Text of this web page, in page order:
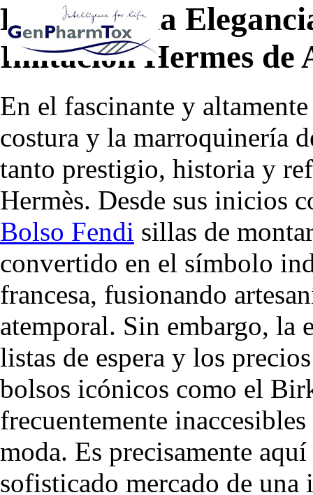
El Arte de la
Imitacion Hermes de
En el fascinante y
costura y la marroquinería
tanto prestigio, historia y
Hermès. Desde sus inicios
Bolso Fendi sillas de
convertido en el símbolo
francesa, fusionando
atemporal. Sin embargo, la
listas de espera y los
bolsos icónicos como el
frecuentemente
moda. Es precisamente
sofisticado mercado de